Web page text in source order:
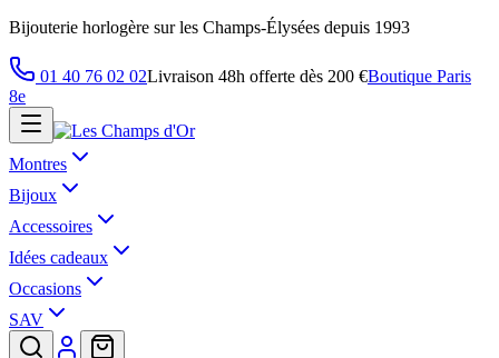
Bijouterie horlogère sur les Champs-Élysées depuis 1993
01 40 76 02 02Livraison 48h offerte dès 200 €Boutique Paris
8e
Montres
Bijoux
Accessoires
Idées cadeaux
Occasions
SAV